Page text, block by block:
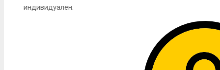
индивидуален.